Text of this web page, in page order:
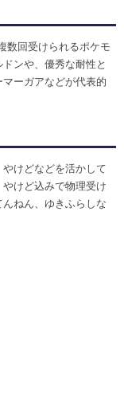
数回受けられるポケモ
ンや、優秀な耐性と
ーガアなどが代表的
けどなどを活かして
けど込みで物理受け
ねん、ゆきふらしな